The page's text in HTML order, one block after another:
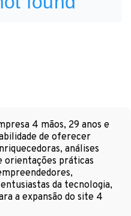
4 mãos, 29 anos e
de oferecer
análises
orientações práticas
da tecnologia,
a expansão do site 4